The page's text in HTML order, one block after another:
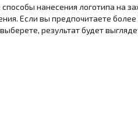
нанесения логотипа на
Если вы предпочитаете
результат будет